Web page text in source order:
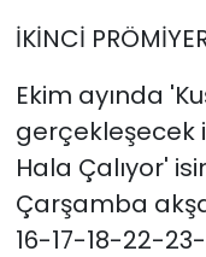
İKİNCİ
Ekim ayında
gerçekleşecek
Hala Çalıyor'
Çarşamba
16-17-18-22-